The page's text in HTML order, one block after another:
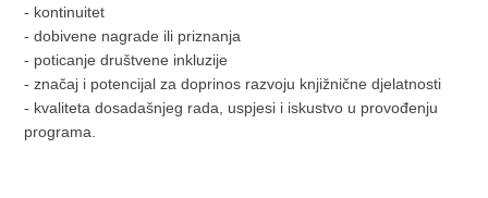
- kontinuitet
- dobivene nagrade ili priznanja
- poticanje društvene inkluzije
- značaj i potencijal za doprinos razvoju knjižnične djelatnosti
- kvaliteta dosadašnjeg rada, uspjesi i iskustvo u provođenju
programa.